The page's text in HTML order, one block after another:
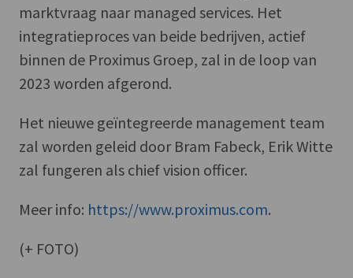
marktvraag naar managed services. Het
integratieproces van beide bedrijven, actief
binnen de Proximus Groep, zal in de loop van
2023 worden afgerond.
Het nieuwe geïntegreerde management team
zal worden geleid door Bram Fabeck, Erik Witte
zal fungeren als chief vision officer.
Meer info: https://www.proximus.com.
(+ FOTO)